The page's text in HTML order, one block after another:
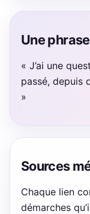
Une
« J’ai une
passé, depuis
»
Sources
Chaque lien
démarches